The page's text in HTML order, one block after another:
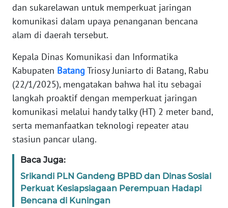
dan sukarelawan untuk memperkuat jaringan
komunikasi dalam upaya penanganan bencana
alam di daerah tersebut.
Kepala Dinas Komunikasi dan Informatika
Kabupaten Batang Triosy Juniarto di Batang, Rabu
(22/1/2025), mengatakan bahwa hal itu sebagai
langkah proaktif dengan memperkuat jaringan
komunikasi melalui handy talky (HT) 2 meter band,
serta memanfaatkan teknologi repeater atau
stasiun pancar ulang.
Baca Juga:
Srikandi PLN Gandeng BPBD dan Dinas Sosial
Perkuat Kesiapsiagaan Perempuan Hadapi
Bencana di Kuningan
PEDOMAN
MEDIA
SIBER
REDAKSI
KARIR
DISCLAIMER
Wahana
News
Regional
WN
SUMUT